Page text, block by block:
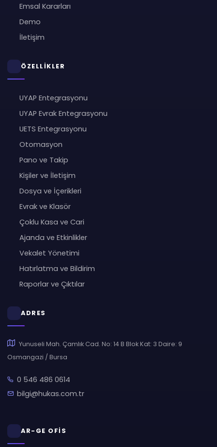
Emsal Kararları
Demo
İletişim
ÖZELLİKLER
UYAP Entegrasyonu
UYAP Evrak Entegrasyonu
UETS Entegrasyonu
Otomasyon
Pano ve Takip
Kişiler ve İletişim
Dosya ve İçerikleri
Evrak ve Klasör
Çoklu Kasa ve Cari
Ajanda ve Etkinlikler
Vekalet Yönetimi
Hatırlatma ve Bildirim
Raporlar ve Çıktılar
ADRES
Yunuseli Mah. Çamlık Cad. No: 14 B Blok Kat: 3 Daire: 9
Osmangazi / Bursa
0 546 486 0614
bilgi@hukas.com.tr
AR-GE OFİS